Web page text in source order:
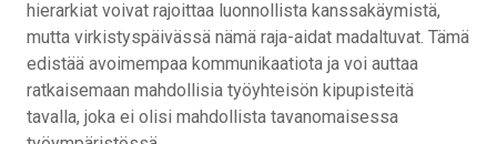
hierarkiat voivat rajoittaa luonnollista kanssakäymistä,
mutta virkistyspäivässä nämä raja-aidat madaltuvat. Tämä
edistää avoimempaa kommunikaatiota ja voi auttaa
ratkaisemaan mahdollisia työyhteisön kipupisteitä
tavalla, joka ei olisi mahdollista tavanomaisessa